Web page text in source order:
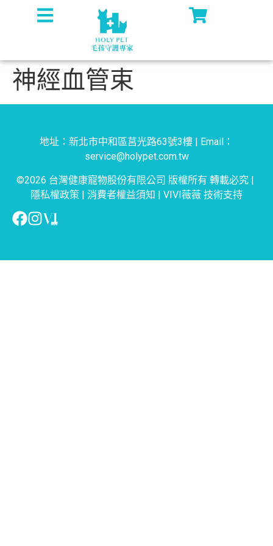
神經血管束
地址：新北市中和區莒光路63號3樓 | Email：
service@holypet.com.tw
©2026 台灣健康寵物股份有限公司 版權所有 轉載必究 |
隱私權政策 | 消費者權益須知 | VIVI薇薇 技術支持